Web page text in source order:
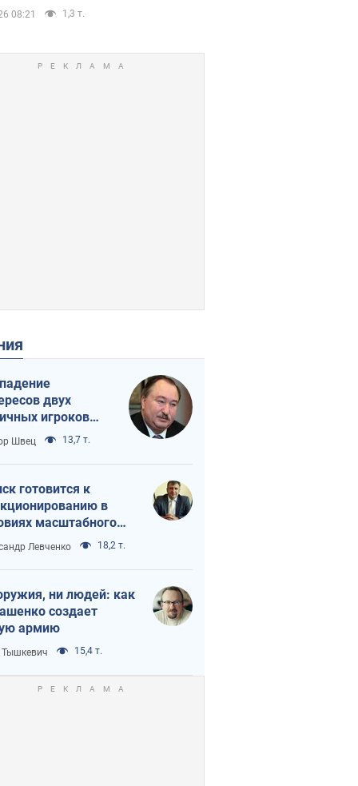
08:21 1,3 т.
двух
игроков
план
и Путина?
Швец 13,7 т.
готовится к
в
масштабного
кризиса
Левченко 18,2 т.
ни людей: как
создает
армию
Тышкевич 15,4 т.